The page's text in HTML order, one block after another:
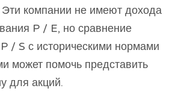
Эти компании не имеют дохода
P / E, но сравнение
/ S с историческими нормами
может помочь представить
для акций.